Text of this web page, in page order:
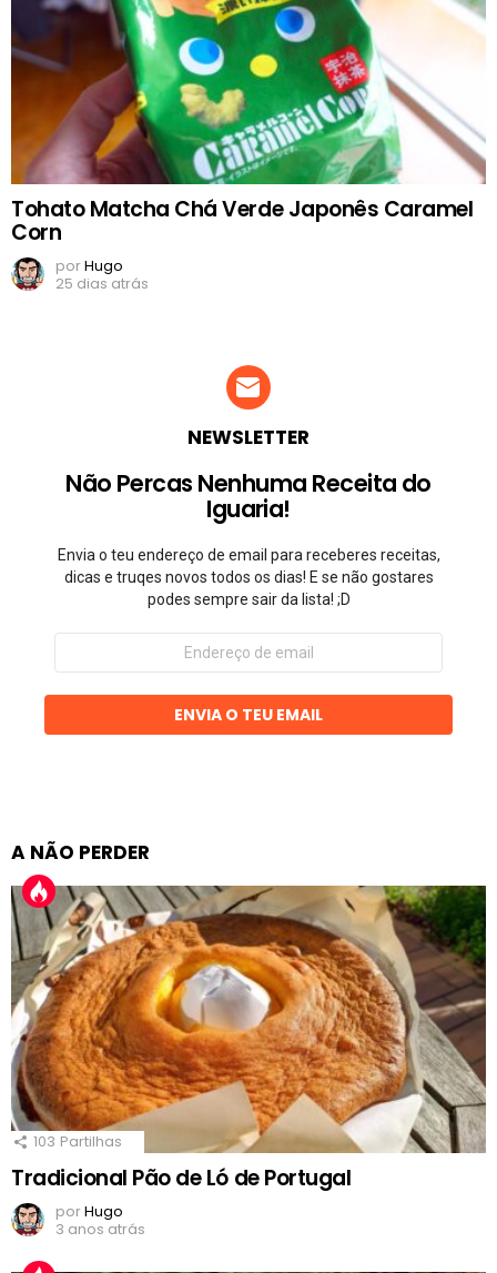
Tohato Matcha Chá Verde Japonês Caramel
Corn
porHugo
25 dias atrás
NEWSLETTER
Não Percas Nenhuma Receita do
Iguaria!
Envia o teu endereço de email para receberes receitas,
dicas e truqes novos todos os dias! E se não gostares
podes sempre sair da lista! ;D
Endereço
email
ENVIA O TEU EMAIL
A NÃO PERDER
103 Partilhas
Tradicional Pão de Ló de Portugal
porHugo
3 anos atrás